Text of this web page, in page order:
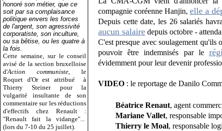
honoré son métier, que ce
soit par sa complaisance
politique envers les forces
de l'argent, son agressivité
corporatiste, son inculture,
ou sa bêtise, ou les quatre à
la fois.
Cette semaine, sur le conseil
avisé de la section bruxelloise
d'Action communiste , le
Roquet d'Or est attribué
à
Thierry Steiner pour la
vulgarité insultante de son
commentaire sur les réductions
d'effectifs chez Renault :
"Renault fait la vidange"...
(lors du 7-10 du 25 juillet).
compagnie coréenne Hanjin,elle a
Depuis cette date, les 26 salariés
aucun salaire depuis octobre -
C'est presque avec soulagement qu'ils
pouvoir être indemnisés par le
évidemment pour leur devenir
VIDEO : le reportage de Danilo
Béatrice Renaut, agent
Mariane Vallet, responsable
Thierry le Moal, responsable